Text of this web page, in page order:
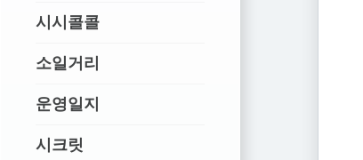
시시콜콜
소일거리
운영일지
시크릿